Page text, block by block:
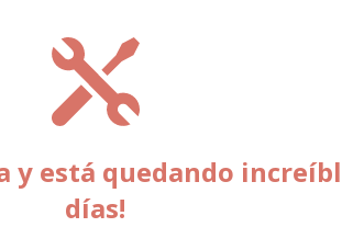
está quedando
días!